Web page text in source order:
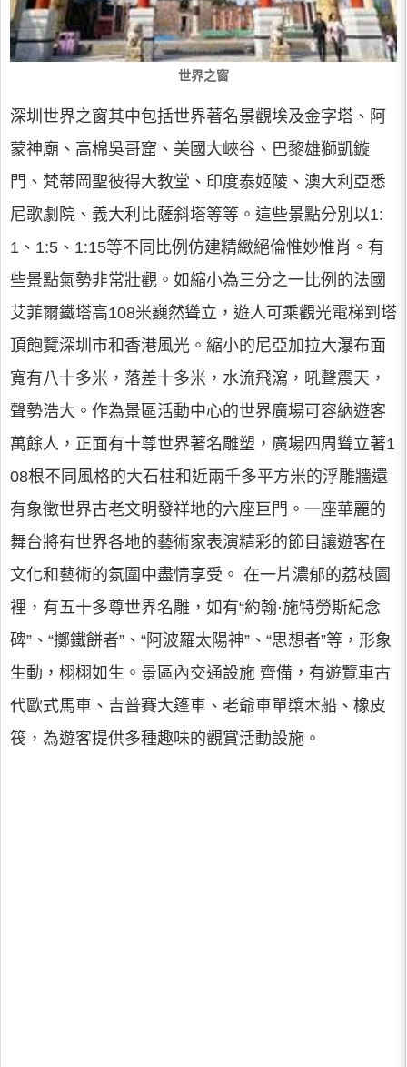
世界之窗
深圳世界之窗其中包括世界著名景觀埃及金字塔、阿
蒙神廟、高棉吳哥窟、美國大峽谷、巴黎雄獅凱鏇
門、梵蒂岡聖彼得大教堂、印度泰姬陵、澳大利亞悉
尼歌劇院、義大利比薩斜塔等等。這些景點分別以1:
1、1:5、1:15等不同比例仿建精緻絕倫惟妙惟肖。有
些景點氣勢非常壯觀。如縮小為三分之一比例的法國
艾菲爾鐵塔高108米巍然聳立，遊人可乘觀光電梯到塔
頂飽覽深圳市和香港風光。縮小的尼亞加拉大瀑布面
寬有八十多米，落差十多米，水流飛瀉，吼聲震天，
聲勢浩大。作為景區活動中心的世界廣場可容納遊客
萬餘人，正面有十尊世界著名雕塑，廣場四周聳立著1
08根不同風格的大石柱和近兩千多平方米的浮雕牆還
有象徵世界古老文明發祥地的六座巨門。一座華麗的
舞台將有世界各地的藝術家表演精彩的節目讓遊客在
文化和藝術的氛圍中盡情享受。 在一片濃郁的荔枝園
裡，有五十多尊世界名雕，如有“約翰·施特勞斯紀念
碑”、“擲鐵餅者”、“阿波羅太陽神”、“思想者”等，形象
生動，栩栩如生。景區內交通設施 齊備，有遊覽車古
代歐式馬車、吉普賽大篷車、老爺車單槳木船、橡皮
筏，為遊客提供多種趣味的觀賞活動設施。